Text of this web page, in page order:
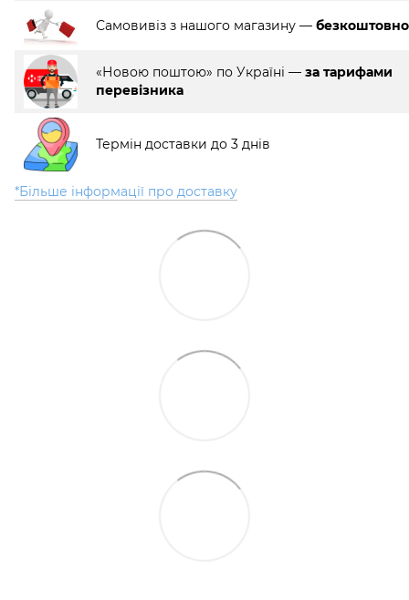
Самовивіз з нашого магазину — безкоштовно
«Новою поштою» по Україні — за тарифами
перевізника
Термін доставки до 3 днів
*Більше інформації про доставку